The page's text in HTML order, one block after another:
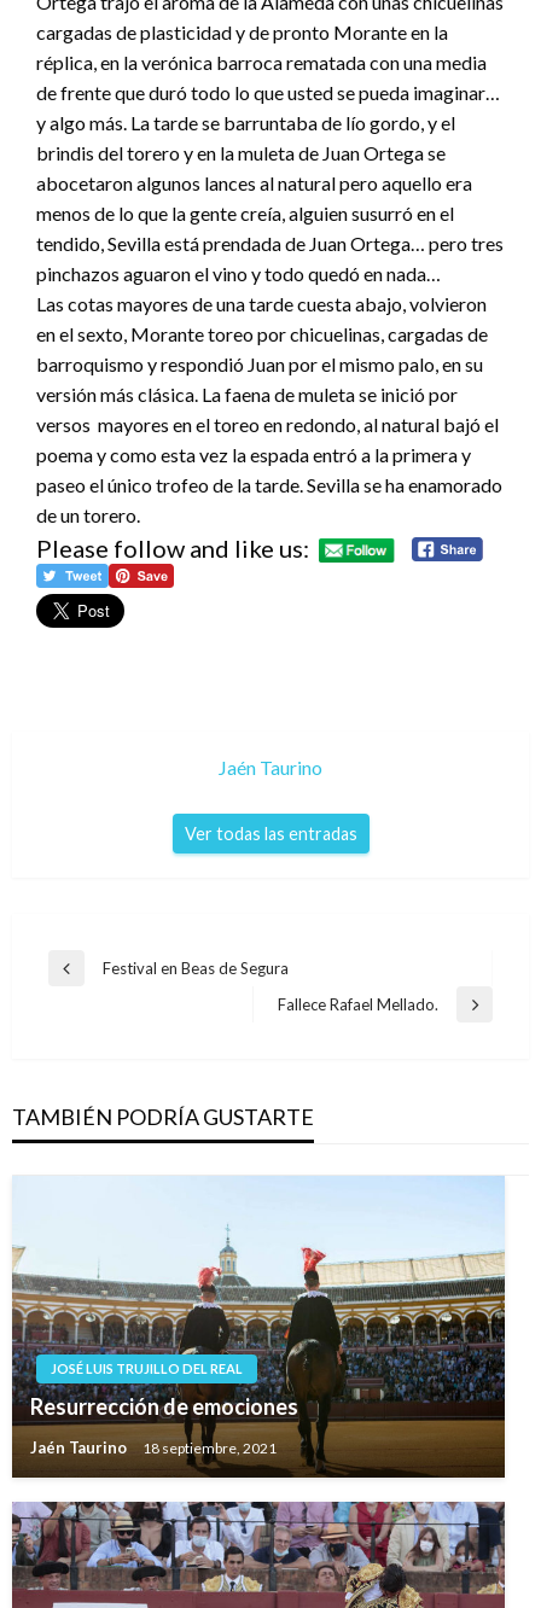
cargadas de plasticidad y de pronto Morante en la
réplica, en la verónica barroca rematada con una media
de frente que duró todo lo que usted se pueda imaginar…
y algo más. La tarde se barruntaba de lío gordo, y el
brindis del torero y en la muleta de Juan Ortega se
abocetaron algunos lances al natural pero aquello era
menos de lo que la gente creía, alguien susurró en el
tendido, Sevilla está prendada de Juan Ortega… pero tres
pinchazos aguaron el vino y todo quedó en nada…
Las cotas mayores de una tarde cuesta abajo, volvieron
en el sexto, Morante toreo por chicuelinas, cargadas de
barroquismo y respondió Juan por el mismo palo, en su
versión más clásica. La faena de muleta se inició por
versos mayores en el toreo en redondo, al natural bajó el
poema y como esta vez la espada entró a la primera y
paseo el único trofeo de la tarde. Sevilla se ha enamorado
de un torero.
Please follow and like us:
Jaén Taurino
Ver todas las entradas
Navegación
Entrada
Festival en Beas de Segura
Entrada
Fallece Rafael Mellado.
TAMBIÉN PODRÍA GUSTARTE
JOSÉ LUIS TRUJILLO DEL REAL
Resurrección de emociones
Jaén Taurino 18 septiembre, 2021